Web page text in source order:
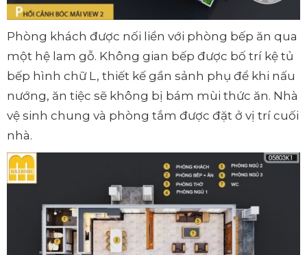
Phòng khách được nối liền với phòng bếp ăn qua
một hệ lam gỗ. Không gian bếp được bố trí kệ tủ
bếp hình chữ L, thiết kế gần sảnh phụ để khi nấu
nướng, ăn tiệc sẽ không bị bám mùi thức ăn. Nhà
vệ sinh chung và phòng tắm được đặt ở vị trí cuối
nhà.